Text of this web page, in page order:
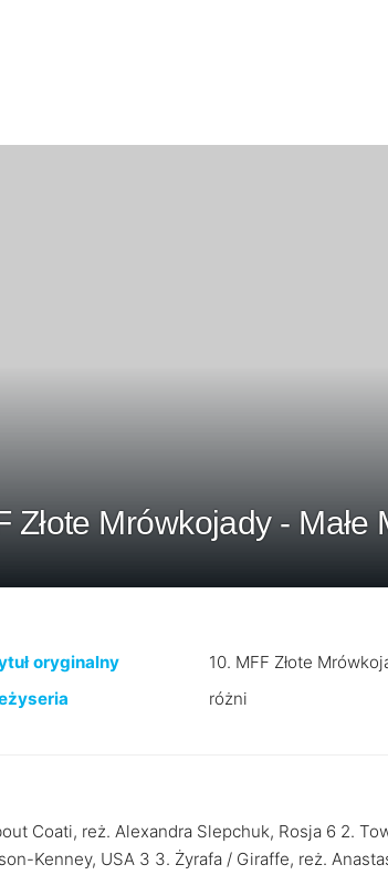
Złote Mrówkojady -
oryginalny
10. MFF Złote
różni
Coati, reż. Alexandra Slepchuk, Rosja 6 2.
Kenney, USA 3 3. Żyrafa / Giraffe, reż.